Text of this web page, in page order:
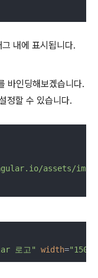
그 내에 표시됩니다.
바인딩해보겠습니다.
정할 수 있습니다.
assets/
로고" width="150"